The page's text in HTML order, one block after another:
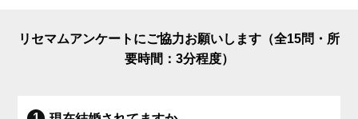
リセマムアンケートにご協力お願いします（全15問・所
要時間：3分程度）